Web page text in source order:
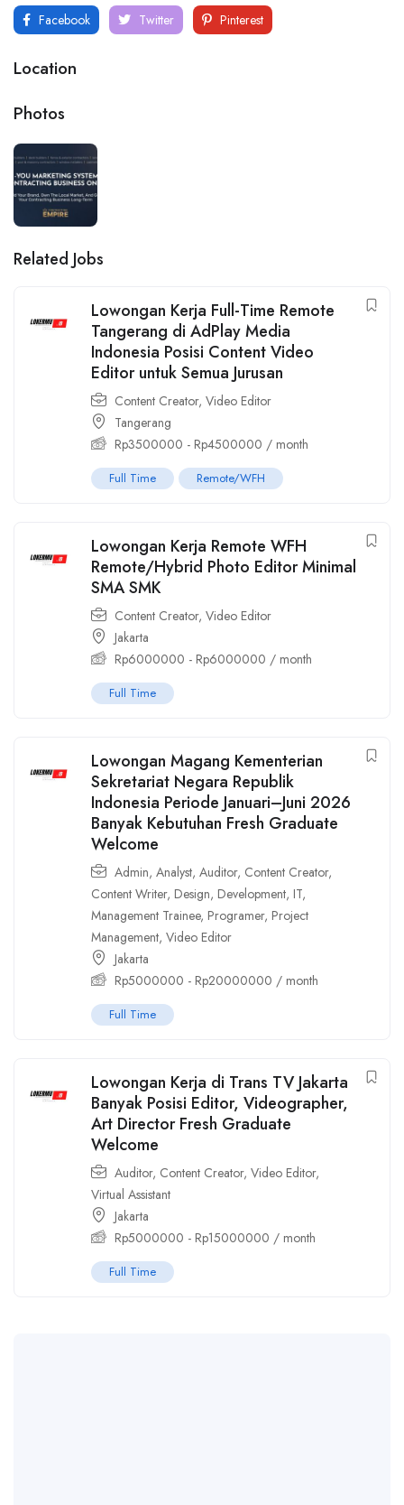
Facebook Twitter Pinterest
Location
Photos
Related Jobs
Lowongan Kerja Full-Time Remote
Tangerang di AdPlay Media
Indonesia Posisi Content Video
Editor untuk Semua Jurusan
Content Creator, Video Editor
Tangerang
Rp3500000 - Rp4500000 / month
Full Time Remote/WFH
Lowongan Kerja Remote WFH
Remote/Hybrid Photo Editor Minimal
SMA SMK
Content Creator, Video Editor
Jakarta
Rp6000000 - Rp6000000 / month
Full Time
Lowongan Magang Kementerian
Sekretariat Negara Republik
Indonesia Periode Januari–Juni 2026
Banyak Kebutuhan Fresh Graduate
Welcome
Admin, Analyst, Auditor, Content Creator,
Content Writer, Design, Development, IT,
Management Trainee, Programer, Project
Management, Video Editor
Jakarta
Rp5000000 - Rp20000000 / month
Full Time
Lowongan Kerja di Trans TV Jakarta
Banyak Posisi Editor, Videographer,
Art Director Fresh Graduate
Welcome
Auditor, Content Creator, Video Editor,
Virtual Assistant
Jakarta
Rp5000000 - Rp15000000 / month
Full Time